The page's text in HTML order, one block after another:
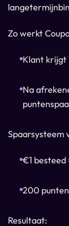
Zo werkt
Klant krijgt
Na
Spaarsysteem
€1 besteed
200
Resultaat: